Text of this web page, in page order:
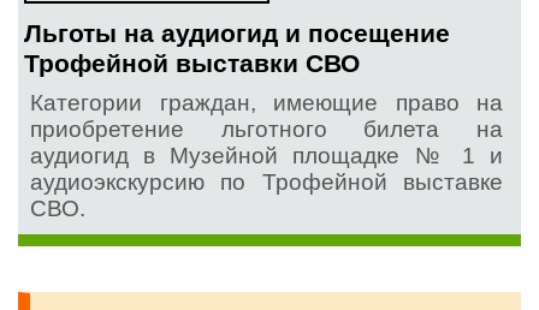
Льготы на аудиогид и посещение
Трофейной выставки СВО
Категории граждан, имеющие право на
приобретение льготного билета на
аудиогид в Музейной площадке № 1 и
аудиоэкскурсию по Трофейной выставке
СВО.